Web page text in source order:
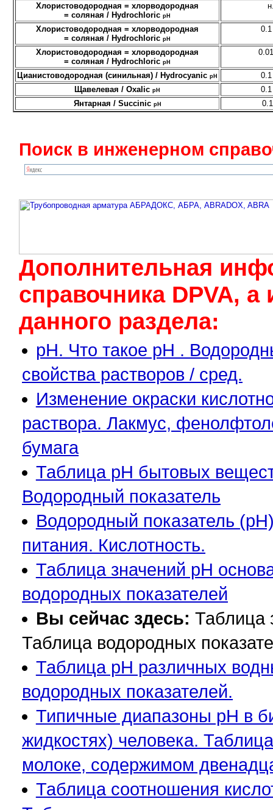
Хлористоводородная = хлорводородная
= соляная / Hydrochloric pH
Хлористоводородная = хлорводородная
= соляная / Hydrochloric pH
Хлористоводородная = хлорводородная
= соляная / Hydrochloric pH
Цианистоводородная (синильная) / Hydrocyanic pH
Щавелевая / Oxalic pH
Янтарная / Succinic pH
Поиск в инженерном
Дополнительная
cправочника DPVA,
данного раздела:
pH. Что такое pH .
свойства растворов / сред.
Изменение окраски
раствора. Лакмус,
бумага
Таблица pH бытовых
Водородный показатель
Водородный показатель
питания. Кислотность.
Таблица значений pH
водородных показателей
Вы сейчас здесь: Таблица
Таблица водородных
Таблица pH различных
водородных показателей.
Типичные диапазоны pH в
жидкостях) человека.
молоке, содержимом
Таблица соотношения